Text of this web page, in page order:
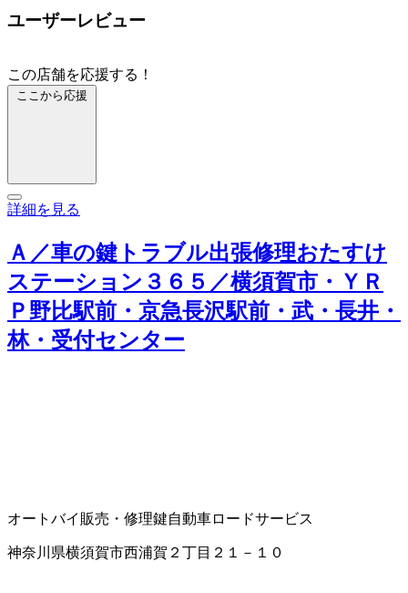
ユーザーレビュー
この店舗を応援する！
ここから応援
詳細を見る
Ａ／車の鍵トラブル出張修理おたすけ
ステーション３６５／横須賀市・ＹＲ
Ｐ野比駅前・京急長沢駅前・武・長井・
林・受付センター
オートバイ販売・修理鍵自動車ロードサービス
神奈川県横須賀市西浦賀２丁目２１－１０